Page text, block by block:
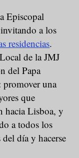
Episcopal
a los
residencias.
de la JMJ
del Papa
promover una
que
hacia Lisboa, y
a todos los
día y hacerse